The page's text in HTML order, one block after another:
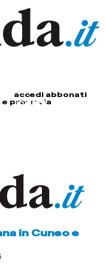
accedi abbonati
e provincia
in Cuneo e